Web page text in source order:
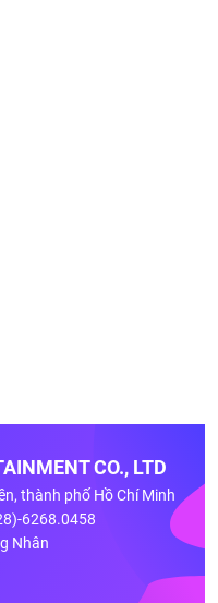
CO., LTD
thành phố Hồ Chí Minh
6268.0458
Nhân